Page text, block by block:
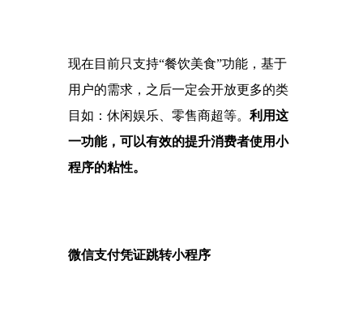
现在目前只支持“餐饮美食”功能，基于
用户的需求，之后一定会开放更多的类
目如：休闲娱乐、零售商超等。 利用这
一功能，可以有效的提升消费者使用小
程序的粘性。
微信支付凭证跳转小程序